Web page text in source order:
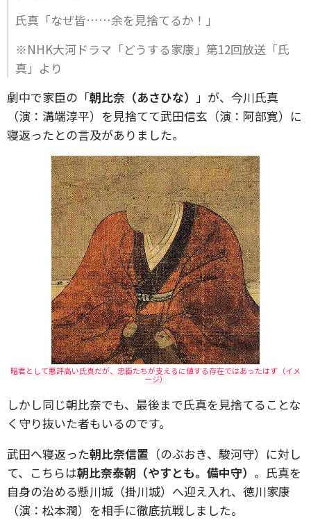
氏真「なぜ皆……余を見捨てるか！」
※NHK大河ドラマ「どうする家康」第12回放送「氏
真」より
劇中で家臣の「朝比奈（あさひな） 」が、今川氏真
（演：溝端淳平）を見捨てて武田信玄（演：阿部寛）に
寝返ったとの言及がありました。
暗君として悪評高い氏真だが、忠臣たちが支えるに値する存在ではあったはず（イメ
ージ）
しかし同じ朝比奈でも、最後まで氏真を見捨てることな
く守り抜いた者もいるのです。
武田へ寝返った朝比奈信置 （のぶおき、駿河守）に対し
て、こちらは朝比奈泰朝（やすとも。備中守） 。氏真を
自身の治める懸川城（掛川城）へ迎え入れ、徳川家康
（演：松本潤）を相手に徹底抗戦しました。